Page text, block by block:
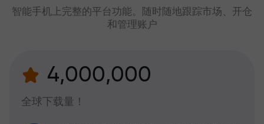
智能手机上完整的平台功能。随时随地跟踪市场、开仓
和管理账户
4,000,000
全球下载量！